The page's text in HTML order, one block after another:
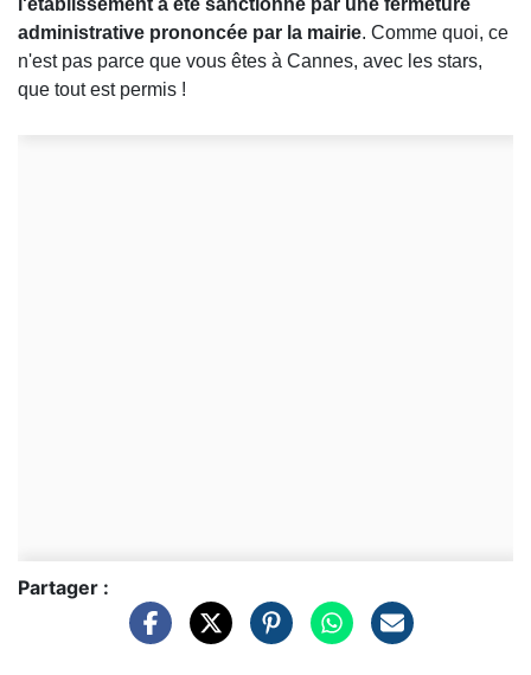
l'établissement a été sanctionné par une fermeture
administrative prononcée par la mairie. Comme quoi, ce
n'est pas parce que vous êtes à Cannes, avec les stars,
que tout est permis !
Partager :